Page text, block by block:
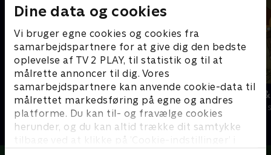
Dine data og cookies
Vi bruger egne cookies og cookies fra
samarbejdspartnere for at give dig den bedste
oplevelse af TV 2 PLAY, til statistik og til at
målrette annoncer til dig. Vores
samarbejdspartnere kan anvende cookie-data til
målrettet markedsføring på egne og andres
platforme. Du kan til- og fravælge cookies
herunder, og du kan altid trække dit samtykke
tilbage ved at klikke på ’Cookie-indstillinger’ i
Miraculous
Børneserier • 3 sæsoner
Peddersen
Børneserier • 2